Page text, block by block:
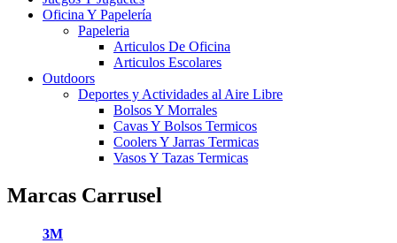
Oficina Y Papelería
Papeleria
Articulos De Oficina
Articulos Escolares
Outdoors
Deportes y Actividades al Aire Libre
Bolsos Y Morrales
Cavas Y Bolsos Termicos
Coolers Y Jarras Termicas
Vasos Y Tazas Termicas
Marcas Carrusel
3M